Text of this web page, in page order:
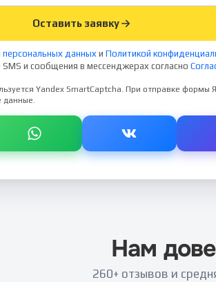
Оставить заявку
данных и Политикой
SMS и сообщения в мессенджерах согласно
Yandex SmartCaptcha. При отправке формы
данные.
Нам
260+ отзывов и